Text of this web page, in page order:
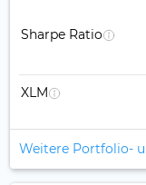
Sharpe Ratio
XLM
Weitere Portfolio-